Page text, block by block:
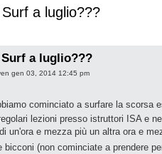
a luglio???
a luglio???
gen 03, 2014 12:45 pm
cominciato a surfare la scorsa
lezioni presso istruttori ISA e
un'ora e mezza più un altra ora e
bicconi (non cominciate a prendere